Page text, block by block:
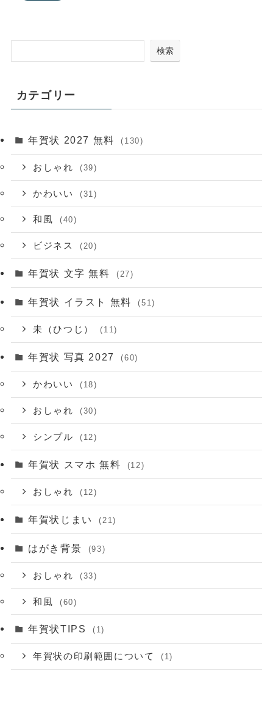
検索
カテゴリー
年賀状 2027 無料 (130)
おしゃれ (39)
かわいい (31)
和風 (40)
ビジネス (20)
年賀状 文字 無料 (27)
年賀状 イラスト 無料 (51)
未（ひつじ） (11)
年賀状 写真 2027 (60)
かわいい (18)
おしゃれ (30)
シンプル (12)
年賀状 スマホ 無料 (12)
おしゃれ (12)
年賀状じまい (21)
はがき背景 (93)
おしゃれ (33)
和風 (60)
年賀状TIPS (1)
年賀状の印刷範囲について (1)